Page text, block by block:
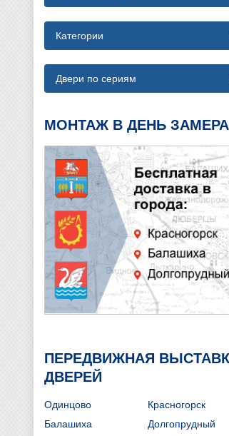
Категории
Двери по сериям
МОНТАЖ В ДЕНЬ
ПЕРЕДВИЖНАЯ
ДВЕРЕЙ
Одинцово
Красногорск
Балашиха
Долгопрудный